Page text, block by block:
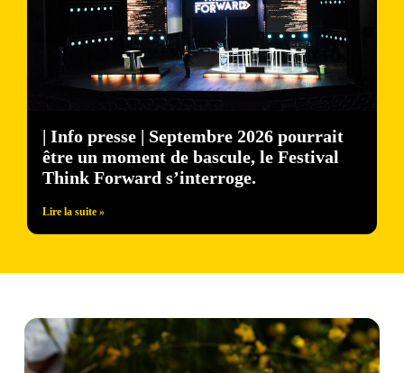
| Info presse | Septembre 2026 pourrait
être un moment de bascule, le Festival
Think Forward s’interroge.
Lire la suite »